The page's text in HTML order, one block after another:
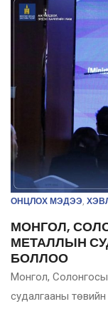
ОНЦЛОХ МЭДЭЭ,
МОНГОЛ,
МЕТАЛЛЫН
БОЛЛОО
Монгол,
судалгааны